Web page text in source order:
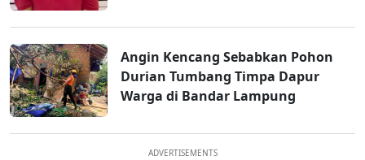
Angin Kencang Sebabkan Pohon
Durian Tumbang Timpa Dapur
Warga di Bandar Lampung
ADVERTISEMENTS